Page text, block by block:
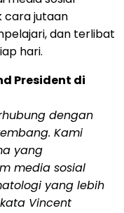
cara jutaan
dan terlibat
hari.
President di
dengan
Kami
yang
media sosial
yang lebih
Vincent